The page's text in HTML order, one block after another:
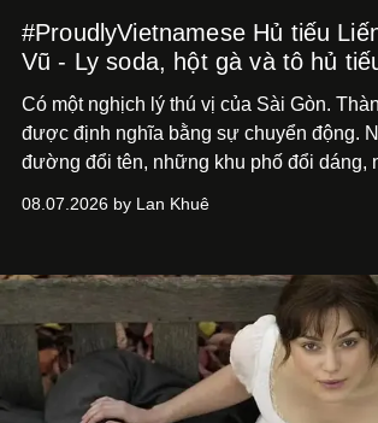
#ProudlyVietnamese Hủ tiếu
Vũ - Ly soda, hột gà và tô hủ
Có một nghịch lý thú vị của Sài Gòn.
được định nghĩa bằng sự chuyển động.
đường đổi tên, những khu phố đổi dáng,
nói về cái mới, về xu hướng tiếp theo, về
08.07.2026 by Lan Khuê